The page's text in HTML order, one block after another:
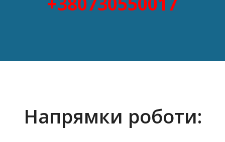
Напрямки роботи: